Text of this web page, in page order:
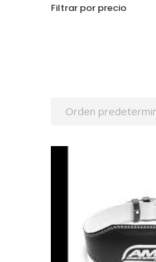
Orden
AÑADIR
Filtrar por precio